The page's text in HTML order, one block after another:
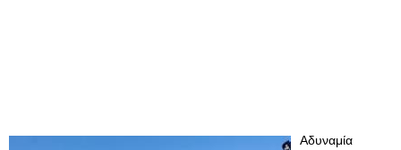
Αδυναμία